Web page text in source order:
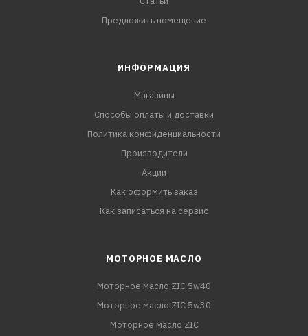
Предложить помещение
ИНФОРМАЦИЯ
Магазины
Способы оплаты и доставки
Политика конфиденциальности
Производители
Акции
Как оформить заказ
Как записаться на сервис
МОТОРНОЕ МАСЛО
Моторное масло ZIC 5w40
Моторное масло ZIC 5w30
Моторное масло ZIC